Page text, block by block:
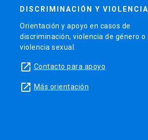
DISCRIMINACIÓN Y VIOLENCIA
Orientación y apoyo en casos de
discriminación, violencia de género o
violencia sexual.
launch Contacto para apoyo
launch Más orientación